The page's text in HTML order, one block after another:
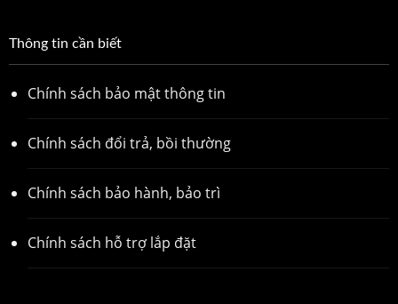
Thông tin cần biết
Chính sách bảo mật thông tin
Chính sách đổi trả, bồi thường
Chính sách bảo hành, bảo trì
Chính sách hỗ trợ lắp đặt